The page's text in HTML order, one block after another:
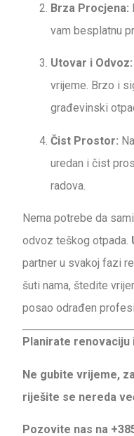
Brza Procjena:
vam besplatnu
Utovar i Odvoz:
vrijeme. Brzo i
građevinski
Čist Prostor:
uredan i čist
radova.
Nema potrebe da
odvoz teškog otpada.
partner u svakoj fazi
šuti nama, štedite
posao odrađen
Planirate renovaciju
Ne gubite vrijeme,
riješite se nereda
Pozovite nas na